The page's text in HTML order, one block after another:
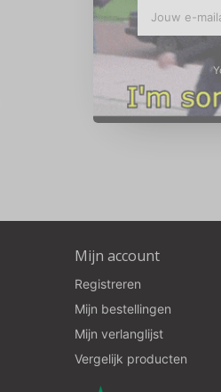
Mijn account
Registreren
Mijn bestellingen
Mijn verlanglijst
Vergelijk producten